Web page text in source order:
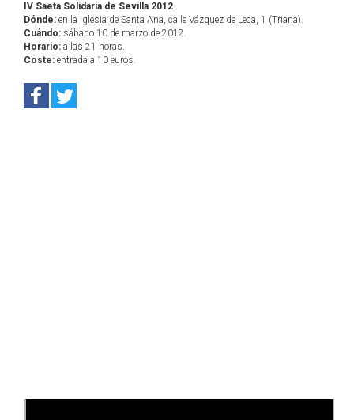
IV Saeta Solidaria de Sevilla 2012
Dónde: en la iglesia de Santa Ana, calle Vázquez de Leca, 1 (Triana).
Cuándo: sábado 10 de marzo de 2012.
Horario: a las 21 horas.
Coste: entrada a 10 euros.